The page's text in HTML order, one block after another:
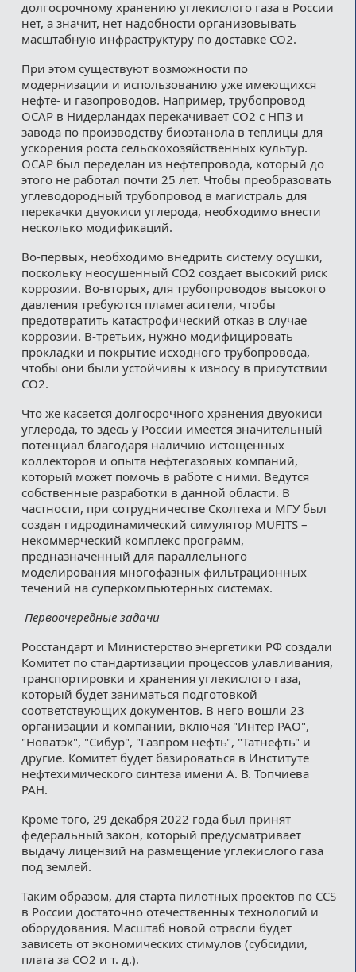
долгосрочному хранению углекислого газа в России
нет, а значит, нет надобности организовывать
масштабную инфраструктуру по доставке СО2.
При этом существуют возможности по
модернизации и использованию уже имеющихся
нефте- и газопроводов. Например, трубопровод
OCAP в Нидерландах перекачивает CO2 с НПЗ и
завода по производству биоэтанола в теплицы для
ускорения роста сельскохозяйственных культур.
OCAP был переделан из нефтепровода, который до
этого не работал почти 25 лет. Чтобы преобразовать
углеводородный трубопровод в магистраль для
перекачки двуокиси углерода, необходимо внести
несколько модификаций.
Во-первых, необходимо внедрить систему осушки,
поскольку неосушенный CO2 создает высокий риск
коррозии. Во-вторых, для трубопроводов высокого
давления требуются пламегасители, чтобы
предотвратить катастрофический отказ в случае
коррозии. В-третьих, нужно модифицировать
прокладки и покрытие исходного трубопровода,
чтобы они были устойчивы к износу в присутствии
CO2.
Что же касается долгосрочного хранения двуокиси
углерода, то здесь у России имеется значительный
потенциал благодаря наличию истощенных
коллекторов и опыта нефтегазовых компаний,
который может помочь в работе с ними. Ведутся
собственные разработки в данной области. В
частности, при сотрудничестве Сколтеха и МГУ был
создан гидродинамический симулятор MUFITS –
некоммерческий комплекс программ,
предназначенный для параллельного
моделирования многофазных фильтрационных
течений на суперкомпьютерных системах.
Первоочередные задачи
Росстандарт и Министерство энергетики РФ создали
Комитет по стандартизации процессов улавливания,
транспортировки и хранения углекислого газа,
который будет заниматься подготовкой
соответствующих документов. В него вошли 23
организации и компании, включая "Интер РАО",
"Новатэк", "Сибур", "Газпром нефть", "Татнефть" и
другие. Комитет будет базироваться в Институте
нефтехимического синтеза имени А. В. Топчиева
РАН.
Кроме того, 29 декабря 2022 года был принят
федеральный закон, который предусматривает
выдачу лицензий на размещение углекислого газа
под землей.
Таким образом, для старта пилотных проектов по CCS
в России достаточно отечественных технологий и
оборудования. Масштаб новой отрасли будет
зависеть от экономических стимулов (субсидии,
плата за СО2 и т. д.).